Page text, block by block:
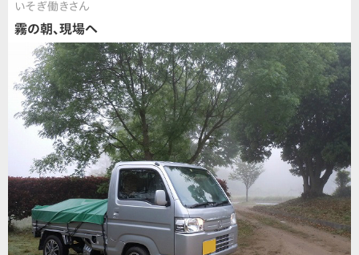
いそぎ働きさん
霧の朝、現場へ